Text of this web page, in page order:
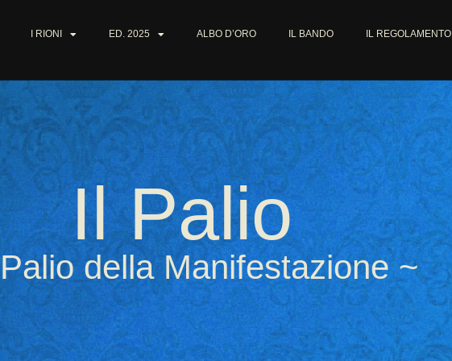
I RIONI ED. 2025 ALBO D’ORO IL BANDO IL REGOLAMENTO
Il Palio
della Manifestazione ~